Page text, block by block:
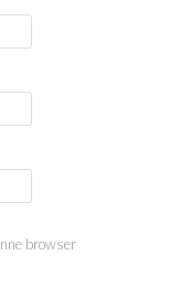
browser